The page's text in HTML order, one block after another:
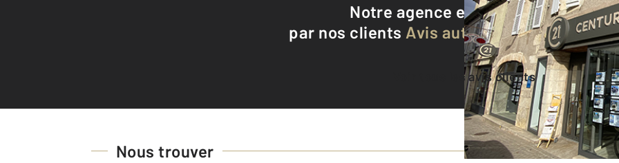
Notre agence est notée8,9/10
par nos clients Avis authentifiés par
Voir tous les avis clients
Nous trouver